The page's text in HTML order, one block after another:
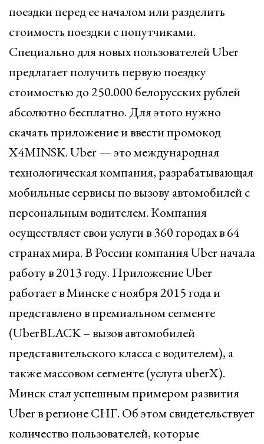
поездки перед ее началом или разделить
стоимость поездки с попутчиками.
Специально для новых пользователей Uber
предлагает получить первую поездку
стоимостью до 250.000 белорусских рублей
абсолютно бесплатно. Для этого нужно
скачать приложение и ввести промокод
X4MINSK. Uber — это международная
технологическая компания, разрабатывающая
мобильные сервисы по вызову автомобилей с
персональным водителем. Компания
осуществляет свои услуги в 360 городах в 64
странах мира. В России компания Uber начала
работу в 2013 году. Приложение Uber
работает в Минске с ноября 2015 года и
представлено в премиальном сегменте
(UberBLACK – вызов автомобилей
представительского класса с водителем), а
также массовом сегменте (услуга uberX).
Минск стал успешным примером развития
Uber в регионе СНГ. Об этом свидетельствует
количество пользователей, которые